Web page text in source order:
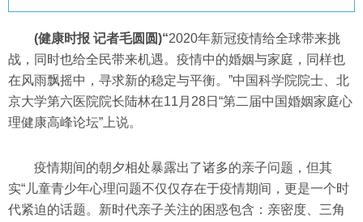
(健康时报 记者毛圆圆)“2020年新冠疫情给全球带来挑
战，同时也给全民带来机遇。疫情中的婚姻与家庭，同样也
在风雨飘摇中，寻求新的稳定与平衡。”中国科学院院士、北
京大学第六医院院长陆林在11月28日“第二届中国婚姻家庭心
理健康高峰论坛”上说。
疫情期间的朝夕相处暴露出了诸多的亲子问题，但其
实“儿童青少年心理问题不仅仅存在于疫情期间，更是一个时
代紧迫的话题。新时代亲子关注的困惑包含：亲密度、三角